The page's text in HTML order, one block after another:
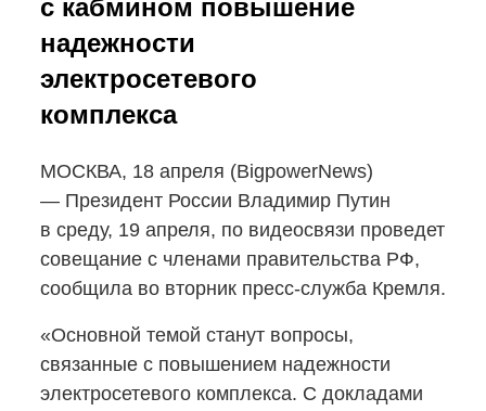
с кабмином повышение
надежности
электросетевого
комплекса
МОСКВА, 18 апреля (BigpowerNews)
— Президент России Владимир Путин
в среду, 19 апреля, по видеосвязи проведет
совещание с членами правительства РФ,
сообщила во вторник пресс-служба Кремля.
«Основной темой станут вопросы,
связанные с повышением надежности
электросетевого комплекса. С докладами